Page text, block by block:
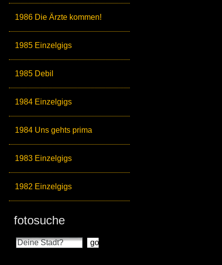
1986 Die Ärzte kommen!
1985 Einzelgigs
1985 Debil
1984 Einzelgigs
1984 Uns gehts prima
1983 Einzelgigs
1982 Einzelgigs
fotosuche